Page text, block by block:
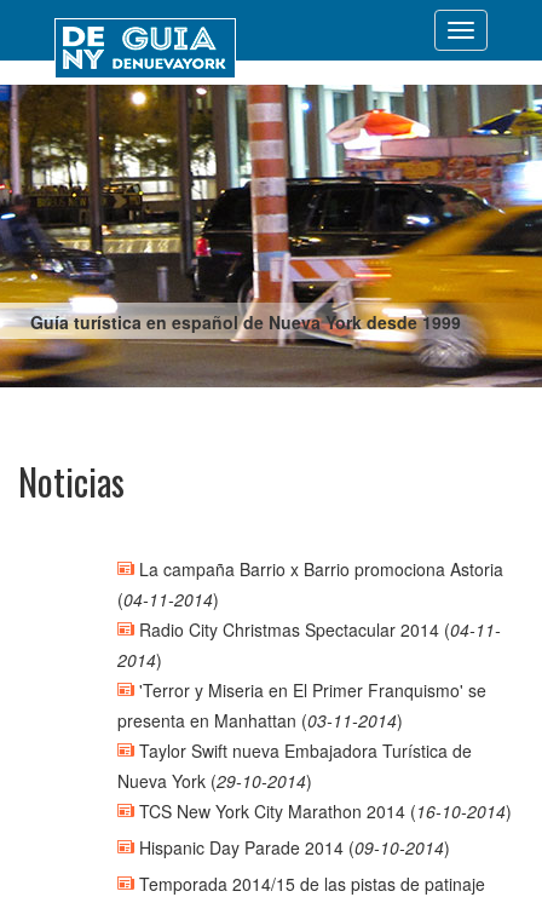
Guía turística en español de Nueva York desde 1999
Desplegar
Noticias
La campaña Barrio x Barrio promociona Astoria
(04-11-2014)
Radio City Christmas Spectacular 2014(04-11-
2014)
'Terror y Miseria en El Primer Franquismo' se
presenta en Manhattan (03-11-2014)
Taylor Swift nueva Embajadora Turística de
Nueva York(29-10-2014)
TCS New York City Marathon 2014(16-10-2014)
Hispanic Day Parade 2014(09-10-2014)
Temporada 2014/15 de las pistas de patinaje